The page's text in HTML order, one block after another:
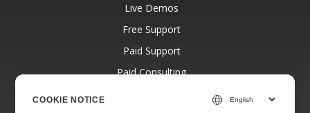
Live Demos
Free Support
Paid Support
Paid Consulting
COOKIE NOTICE